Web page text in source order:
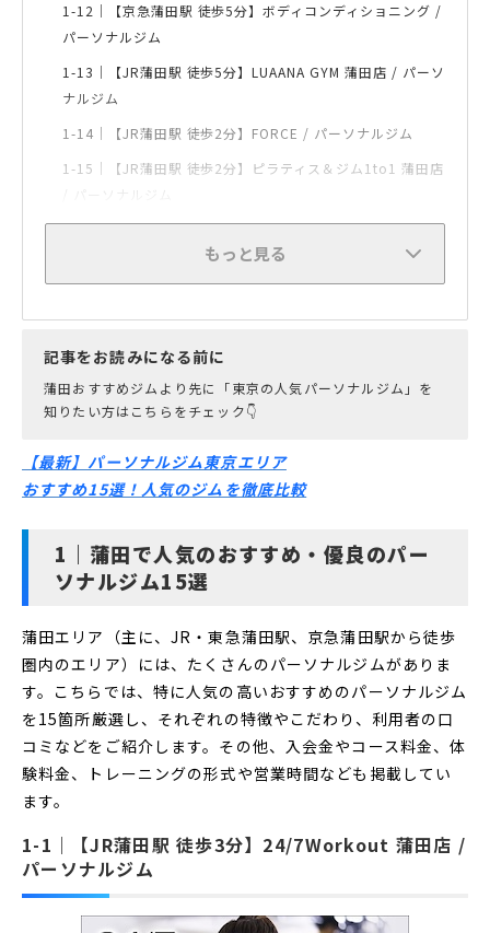
1-12｜
【京急蒲田駅 徒歩5分】ボディコンディショニング /
パーソナルジム
1-13｜
【JR蒲田駅 徒歩5分】LUAANA GYM 蒲田店 / パーソ
ナルジム
1-14｜
【JR蒲田駅 徒歩2分】FORCE / パーソナルジム
1-15｜
【JR蒲田駅 徒歩2分】ピラティス＆ジム1to1 蒲田店
/ パーソナルジム
もっと見る
記事をお読みになる前に
蒲田おすすめジムより先に「東京の人気パーソナルジム」を
知りたい方はこちらをチェック👇
【最新】パーソナルジム東京エリア
おすすめ15選！人気のジムを徹底比較
蒲田で人気のおすすめ・優良のパー
ソナルジム15選
蒲田エリア（主に、JR・東急蒲田駅、京急蒲田駅から徒歩
圏内のエリア）には、たくさんのパーソナルジムがありま
す。こちらでは、特に人気の高いおすすめのパーソナルジム
を15箇所厳選し、それぞれの特徴やこだわり、利用者の口
コミなどをご紹介します。その他、入会金やコース料金、体
験料金、トレーニングの形式や営業時間なども掲載してい
ます。
【JR蒲田駅 徒歩3分】24/7Workout 蒲田店 /
パーソナルジム